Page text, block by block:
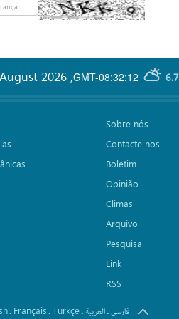
GMT-08:32:12
2026 ,
Sobre nós
Contacte nos
Boletim
Opinião
Climas
Arquivo
Pesquisa
Link
RSS
. Français.Türkçe. العربیة.فارسی